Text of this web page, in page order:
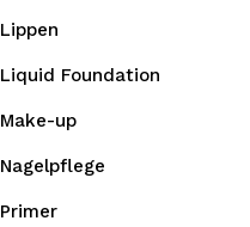
Lippen
Liquid Foundation
Make-up
Nagelpflege
Primer